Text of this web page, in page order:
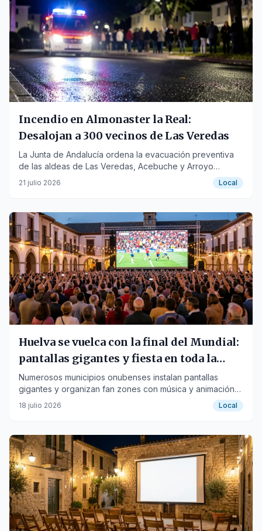
Incendio en Almonaster la Real:
Desalojan a 300 vecinos de Las Veredas
La Junta de Andalucía ordena la evacuación preventiva
de las aldeas de Las Veredas, Acebuche y Arroyo
debido al humo generado por el fuego.
21 julio 2026 Local
Huelva se vuelca con la final del Mundial:
pantallas gigantes y fiesta en toda la
provincia
Numerosos municipios onubenses instalan pantallas
gigantes y organizan fan zones con música y animación
para apoyar a la Selección Española.
18 julio 2026 Local